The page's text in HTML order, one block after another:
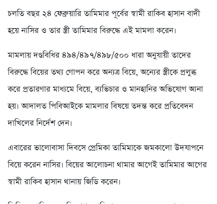
চলতি বছর ২৪ ফেব্রুয়ারি তামিমার পূর্বের স্বামী রাকিব হাসান বাদী
হয়ে নাসির ও তার স্ত্রী তামিমার বিরুদ্ধে এই মামলা করেন।
মামলায় দণ্ডবিধির ৪৯৪/৪৯৭/৪৯৮/৫০০ ধারা অনুযায়ী তাদের
বিরুদ্ধে বিয়ের তথ্য গোপন করে অন্যত্র বিয়ে, অন্যের স্ত্রীকে প্রলুব্ধ
করে প্রতারণার মাধ্যমে বিয়ে, ব্যভিচার ও মানহানির অভিযোগ আনা
হয়। আদালত পিবিআইকে মামলার বিষয়ে তদন্ত করে প্রতিবেদন
দাখিলের নির্দেশ দেন।
এবারের ভালোবাসা দিবসে প্রেমিকা তামিমাকে জমকালো উদযাপনে
বিয়ে করেন নাসির। বিয়ের আলোচনা থামার আগেই তামিমার আগের
স্বামী রাকিব হাসান থানায় জিডি করেন।